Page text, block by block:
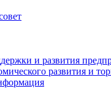
и развития
развития и